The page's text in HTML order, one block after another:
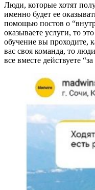
Люди, которые хотят
именно будет ее
помощью постов о
оказываете услуги, то
обучение вы проходите,
вас своя команда, то
все вместе действуете